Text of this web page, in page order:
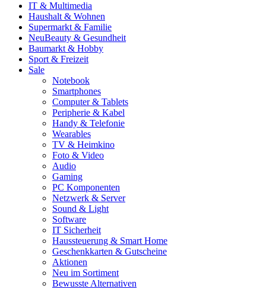
IT & Multimedia
Haushalt & Wohnen
Supermarkt & Familie
NeuBeauty & Gesundheit
Baumarkt & Hobby
Sport & Freizeit
Sale
Notebook
Smartphones
Computer & Tablets
Peripherie & Kabel
Handy & Telefonie
Wearables
TV & Heimkino
Foto & Video
Audio
Gaming
PC Komponenten
Netzwerk & Server
Sound & Light
Software
IT Sicherheit
Haussteuerung & Smart Home
Geschenkkarten & Gutscheine
Aktionen
Neu im Sortiment
Bewusste Alternativen